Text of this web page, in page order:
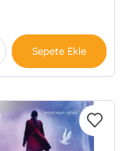
Sepete Ekle